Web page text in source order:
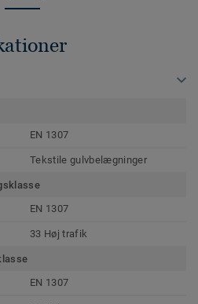
EN 1307
Tekstile gulvbelægninger
EN 1307
33 Høj trafik
EN 1307